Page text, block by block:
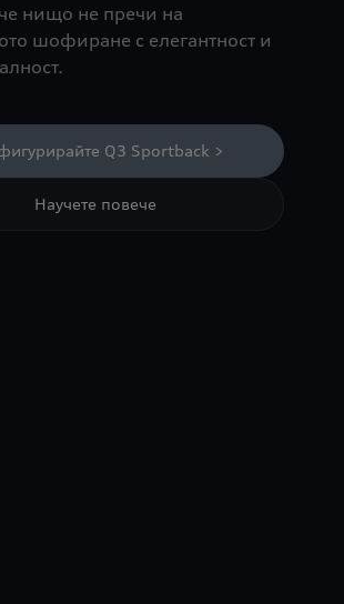
нищо не пречи на
шофиране с елегантност и
Q3 Sportback >
Научете повече